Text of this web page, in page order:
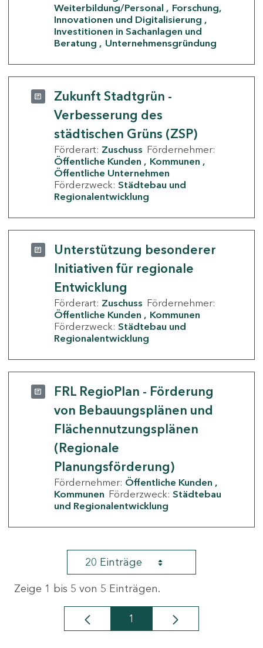
Weiterbildung/Personal
Forschung,
Innovationen und Digitalisierung
Investitionen in Sachanlagen und
Beratung
Unternehmensgründung
Zukunft Stadtgrün -
Verbesserung des
städtischen Grüns (ZSP)
Förderart: Zuschuss Fördernehmer:
Öffentliche Kunden
Kommunen
Öffentliche Unternehmen
Förderzweck: Städtebau und
Regionalentwicklung
Unterstützung besonderer
Initiativen für regionale
Entwicklung
Förderart: Zuschuss Fördernehmer:
Öffentliche Kunden
Kommunen
Förderzweck: Städtebau und
Regionalentwicklung
FRL RegioPlan - Förderung
von Bebauungsplänen und
Flächennutzungsplänen
(Regionale
Planungsförderung)
Fördernehmer: Öffentliche Kunden
Kommunen Förderzweck: Städtebau
und Regionalentwicklung
20 Einträge
Zeige 1 bis 5 von 5 Einträgen.
Seite
1